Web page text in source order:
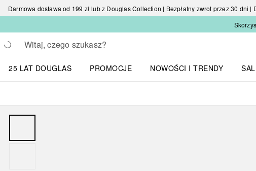
Darmowa dostawa od 199 zł lub z Douglas Collection | Bezpłatny zwrot przez 30 dni
Wracać
Wykonaj wyszukiwanie
25 LAT DOUGLAS
PROMOCJE
NOWOŚCI I TRENDY